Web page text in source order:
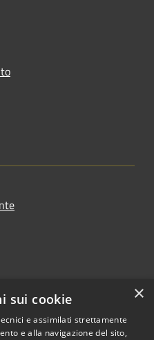
×
sui cookie
e assimilati strettamente
e alla navigazione del sito,